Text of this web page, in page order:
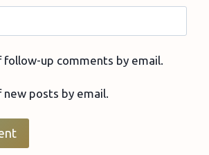
up comments by email.
posts by email.